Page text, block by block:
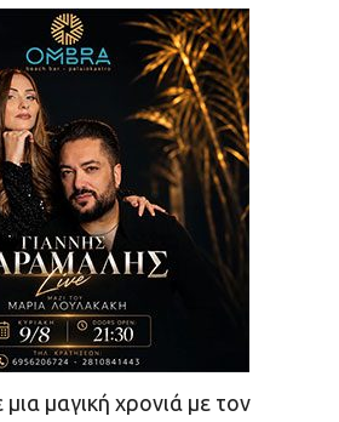
μαγική χρονιά με τον